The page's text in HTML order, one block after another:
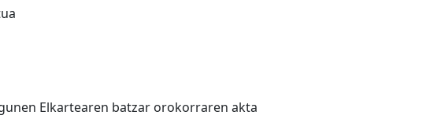
Elkartearen batzar orokorraren akta